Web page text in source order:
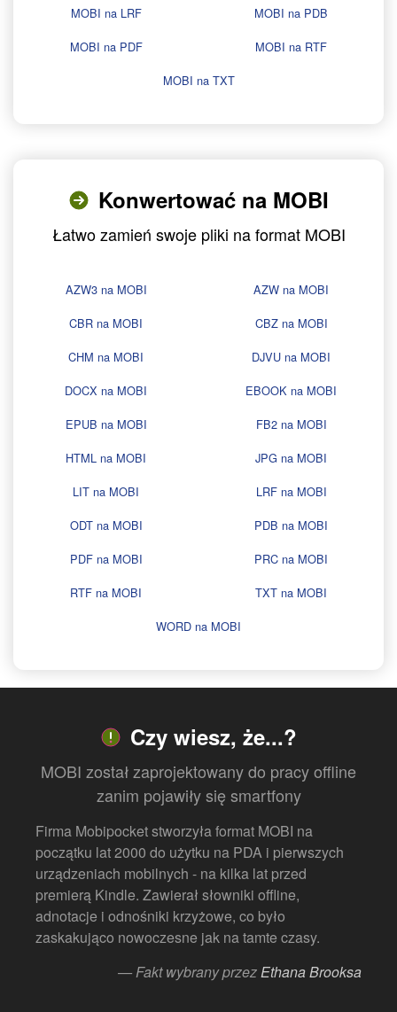
MOBI na LRF
MOBI na PDB
MOBI na PDF
MOBI na RTF
MOBI na TXT
Konwertować na MOBI
Łatwo zamień swoje pliki na format MOBI
AZW3 na MOBI
AZW na MOBI
CBR na MOBI
CBZ na MOBI
CHM na MOBI
DJVU na MOBI
DOCX na MOBI
EBOOK na MOBI
EPUB na MOBI
FB2 na MOBI
HTML na MOBI
JPG na MOBI
LIT na MOBI
LRF na MOBI
ODT na MOBI
PDB na MOBI
PDF na MOBI
PRC na MOBI
RTF na MOBI
TXT na MOBI
WORD na MOBI
Czy wiesz, że...?
MOBI został zaprojektowany do pracy offline
zanim pojawiły się smartfony
Firma Mobipocket stworzyła format MOBI na
początku lat 2000 do użytku na PDA i pierwszych
urządzeniach mobilnych - na kilka lat przed
premierą Kindle. Zawierał słowniki offline,
adnotacje i odnośniki krzyżowe, co było
zaskakująco nowoczesne jak na tamte czasy.
— Fakt wybrany przezEthana Brooksa